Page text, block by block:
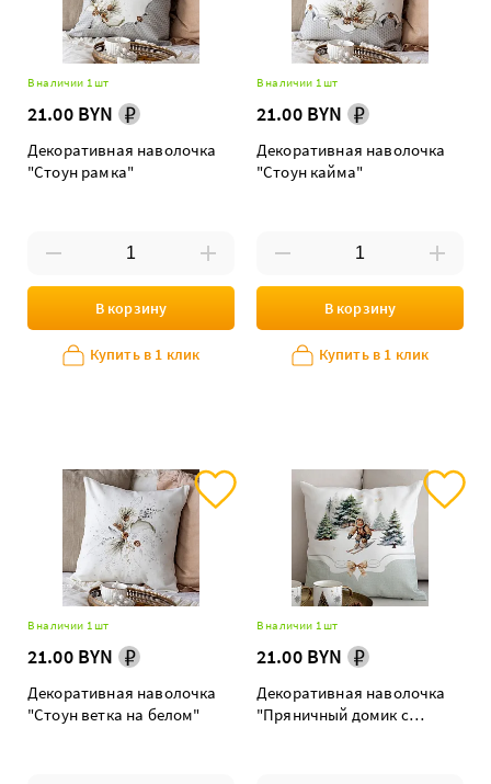
В наличии 1 шт
21.00 BYN
Декоративная наволочка
"Стоун рамка"
В корзину
Купить в 1 клик
В наличии 1 шт
21.00 BYN
Декоративная наволочка
"Стоун кайма"
В корзину
Купить в 1 клик
В наличии 1 шт
21.00 BYN
Декоративная наволочка
"Стоун ветка на белом"
В наличии 1 шт
21.00 BYN
Декоративная наволочка
"Пряничный домик с